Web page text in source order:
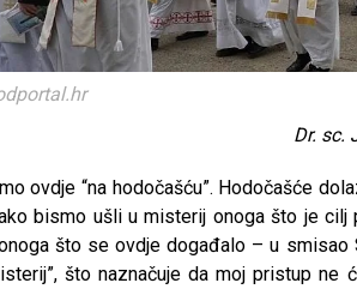
Dr. sc.
ovdje “na hodočašću”. Hodočašće
bismo ušli u misterij onoga što je
što se ovdje događalo – u smisao
što naznačuje da moj pristup